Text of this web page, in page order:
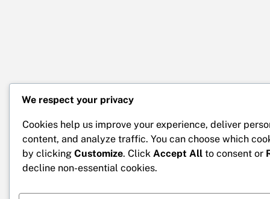
We respect your privacy
Cookies help us improve your experience, deliver
content, and analyze traffic. You can choose which
by clicking Customize. Click Accept All to consent or
decline non-essential cookies.